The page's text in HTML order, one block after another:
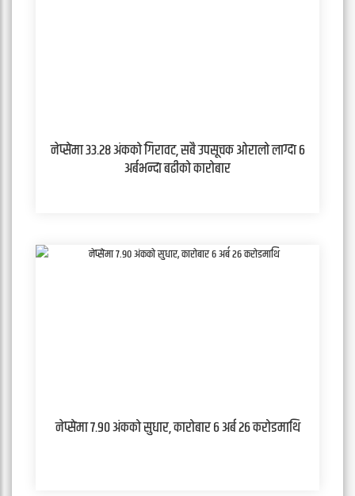
नेप्सेमा ३३.२८ अंकको गिरावट, सबै उपसूचक ओरालो लाग्दा ६
अर्बभन्दा बढीको कारोबार
नेप्सेमा ७.९० अंकको सुधार, कारोबार ६ अर्ब २६ करोडमाथि